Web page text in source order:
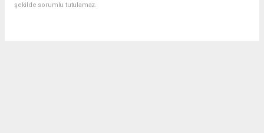
şekilde sorumlu tutulamaz.